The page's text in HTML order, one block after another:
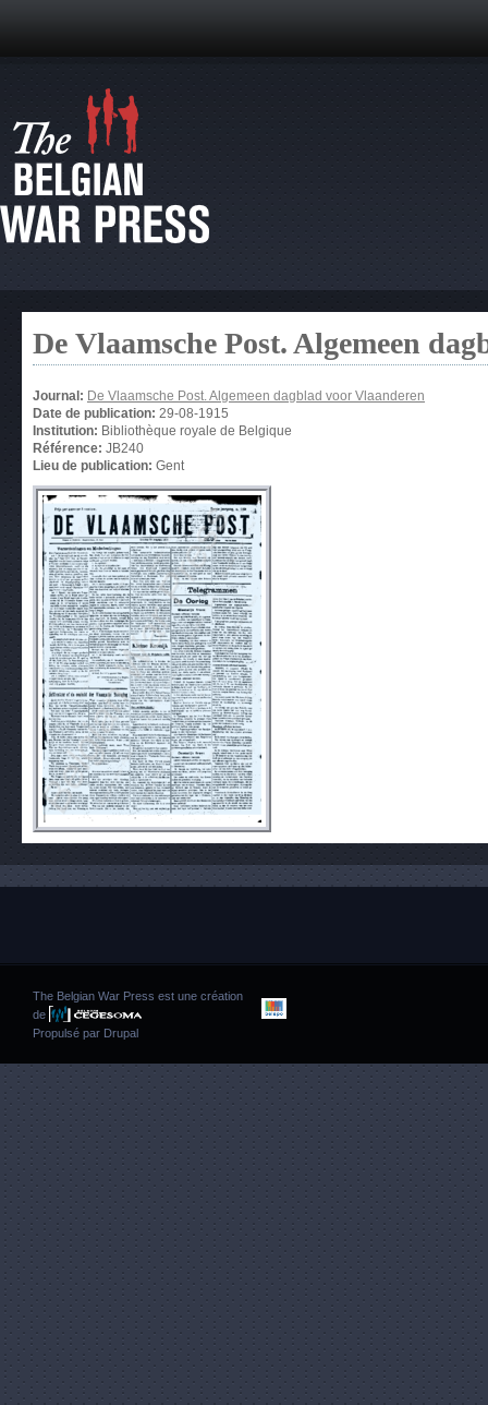
De Vlaamsche Post. Algemeen
Journal: De Vlaamsche Post. Algemeen dagblad voor Vlaanderen
Date de publication: 29-08-1915
Institution: Bibliothèque royale de Belgique
Référence: JB240
Lieu de publication: Gent
The Belgian War Press est une création
de
Propulsé par Drupal